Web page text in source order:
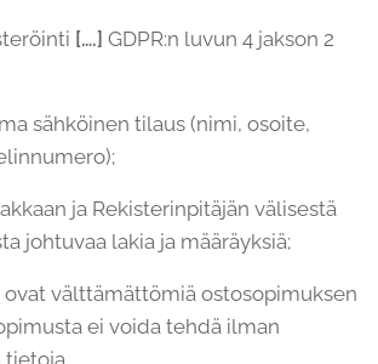
[….] GDPR:n luvun 4 jakson 2
sähköinen tilaus (nimi, osoite,
ja Rekisterinpitäjän välisestä
johtuvaa lakia ja määräyksiä;
välttämättömiä ostosopimuksen
ei voida tehdä ilman
tietoja.